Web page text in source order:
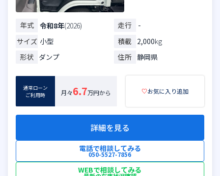
年式 令和8年(2026) 走行
-
サイズ 小型 積載 2,000kg
形状 ダンプ 住所 静岡県
通常ローン
ご利用時
月々6.7万円から ♡お気に入り追加
詳細を見る
電話で相談してみる
050-5527-7856
WEBで相談してみる